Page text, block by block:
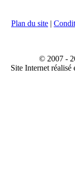
Plan du site |
© 2007 -
Site Internet réalisé